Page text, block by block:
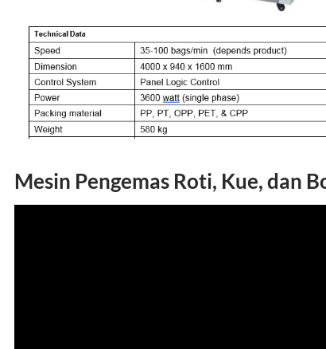
Mesin Pengemas Roti, Kue, dan